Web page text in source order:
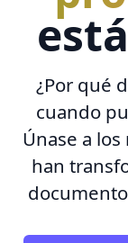
¿Por qué
cuando
Únase a
han